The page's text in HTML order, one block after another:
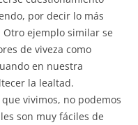
por decir lo más
ejemplo similar se
de viveza como
en nuestra
la lealtad.
vivimos, no podemos
son muy fáciles de